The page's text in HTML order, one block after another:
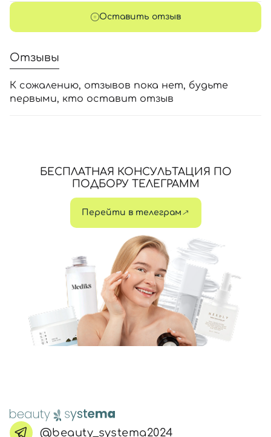
Оставить отзыв
Отзывы
К сожалению, отзывов пока нет, будьте
первыми, кто оставит отзыв
БЕСПЛАТНАЯ КОНСУЛЬТАЦИЯ ПО
ПОДБОРУ ТЕЛЕГРАММ
Перейти в телеграм
@beauty_systema2024